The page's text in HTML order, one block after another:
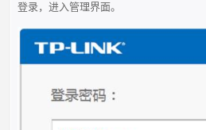
登录，进入管理界面。